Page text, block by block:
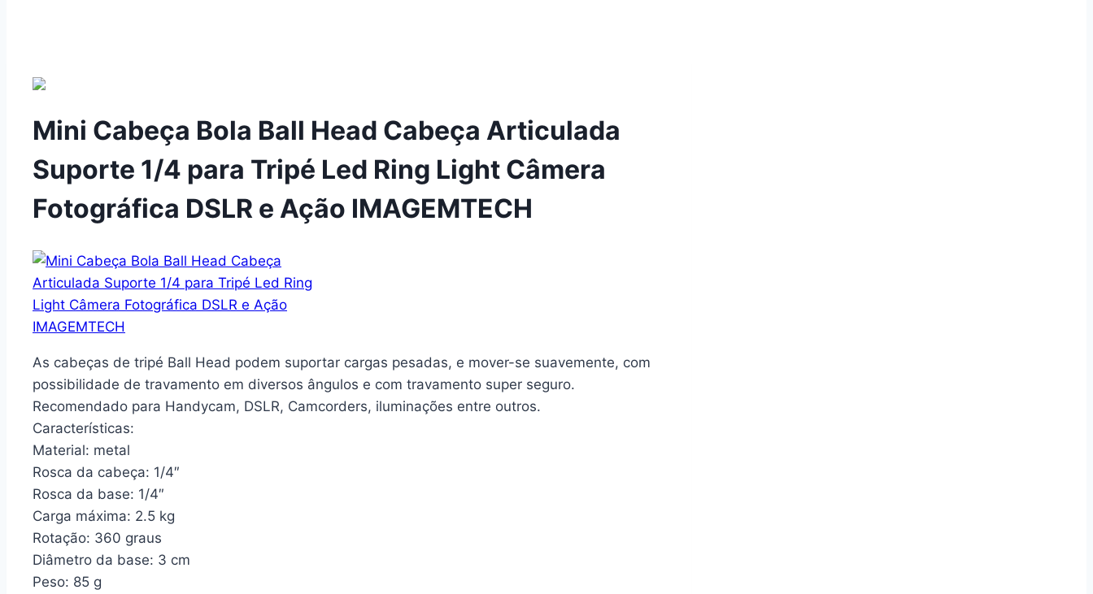
Mini Cabeça Bola Ball Head Cabeça Articulada
Suporte 1/4 para Tripé Led Ring Light Câmera
Fotográfica DSLR e Ação IMAGEMTECH
As cabeças de tripé Ball Head podem suportar cargas pesadas, e mover-se suavemente, com
possibilidade de travamento em diversos ângulos e com travamento super seguro.
Recomendado para Handycam, DSLR, Camcorders, iluminações entre outros.
Características:
Material: metal
Rosca da cabeça: 1/4″
Rosca da base: 1/4″
Carga máxima: 2.5 kg
Rotação: 360 graus
Diâmetro da base: 3 cm
Peso: 85 g